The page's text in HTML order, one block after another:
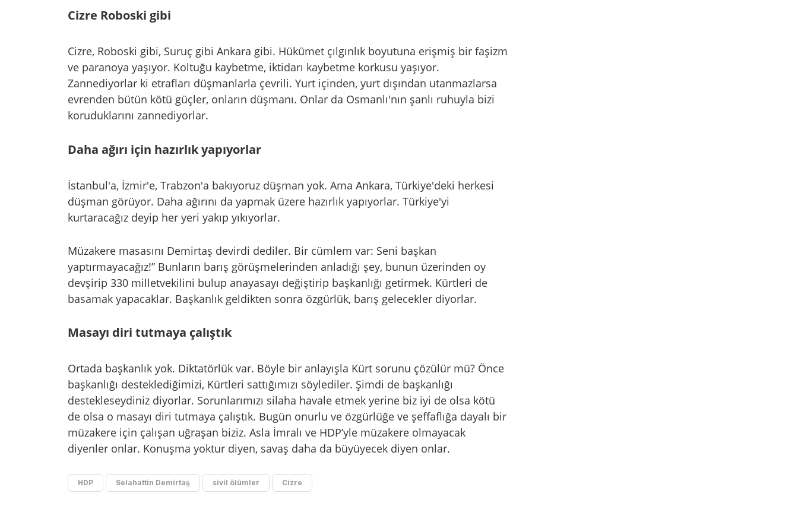
Cizre Roboski gibi
Cizre, Roboski gibi, Suruç gibi Ankara gibi. Hükümet çılgınlık boyutuna erişmiş bir faşizm
ve paranoya yaşıyor. Koltuğu kaybetme, iktidarı kaybetme korkusu yaşıyor.
Zannediyorlar ki etrafları düşmanlarla çevrili. Yurt içinden, yurt dışından utanmazlarsa
evrenden bütün kötü güçler, onların düşmanı. Onlar da Osmanlı'nın şanlı ruhuyla bizi
koruduklarını zannediyorlar.
Daha ağırı için hazırlık yapıyorlar
İstanbul'a, İzmir'e, Trabzon'a bakıyoruz düşman yok. Ama Ankara, Türkiye'deki herkesi
düşman görüyor. Daha ağırını da yapmak üzere hazırlık yapıyorlar. Türkiye'yi
kurtaracağız deyip her yeri yakıp yıkıyorlar.
Müzakere masasını Demirtaş devirdi dediler. Bir cümlem var: Seni başkan
yaptırmayacağız!” Bunların barış görüşmelerinden anladığı şey, bunun üzerinden oy
devşirip 330 milletvekilini bulup anayasayı değiştirip başkanlığı getirmek. Kürtleri de
basamak yapacaklar. Başkanlık geldikten sonra özgürlük, barış gelecekler diyorlar.
Masayı diri tutmaya çalıştık
Ortada başkanlık yok. Diktatörlük var. Böyle bir anlayışla Kürt sorunu çözülür mü? Önce
başkanlığı desteklediğimizi, Kürtleri sattığımızı söylediler. Şimdi de başkanlığı
destekleseydiniz diyorlar. Sorunlarımızı silaha havale etmek yerine biz iyi de olsa kötü
de olsa o masayı diri tutmaya çalıştık. Bugün onurlu ve özgürlüğe ve şeffaflığa dayalı bir
müzakere için çalışan uğraşan biziz. Asla İmralı ve HDP’yle müzakere olmayacak
diyenler onlar. Konuşma yoktur diyen, savaş daha da büyüyecek diyen onlar.
HDP Selahattin Demirtaş sivil ölümler Cizre